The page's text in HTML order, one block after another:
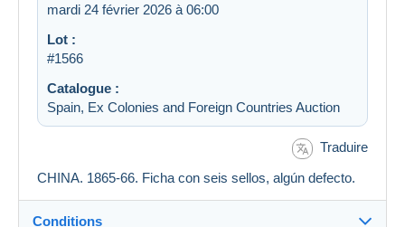
mardi 24 février 2026 à 06:00
Lot :
#1566
Catalogue :
Spain, Ex Colonies and Foreign Countries Auction
Traduire
CHINA. 1865-66. Ficha con seis sellos, algún defecto.
Conditions